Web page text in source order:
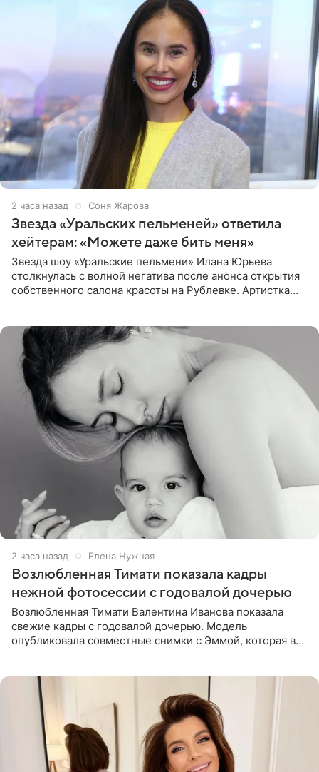
2 часа назад Соня Жарова
Звезда «Уральских пельменей» ответила
хейтерам: «Можете даже бить меня»
Звезда шоу «Уральские пельмени» Илана Юрьева
столкнулась с волной негатива после анонса открытия
собственного салона красоты на Рублевке. Артистка
2 часа назад Елена Нужная
Возлюбленная Тимати показала кадры
нежной фотосессии с годовалой дочерью
Возлюбленная Тимати Валентина Иванова показала
свежие кадры с годовалой дочерью. Модель
опубликовала совместные снимки с Эммой, которая в